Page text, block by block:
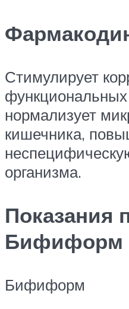
Стимулирует
нормализует
кишечника,
организма.
Показания
Бифиформ